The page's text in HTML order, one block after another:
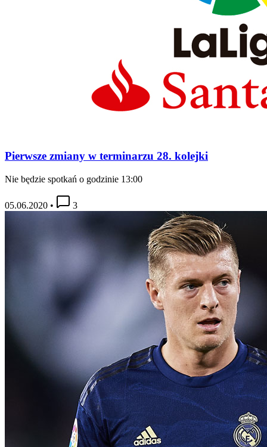
Pierwsze zmiany w terminarzu 28. kolejki
Nie będzie spotkań o godzinie 13:00
05.06.2020 • 3